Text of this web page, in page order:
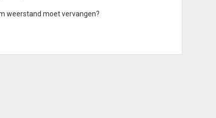
weerstand moet vervangen?